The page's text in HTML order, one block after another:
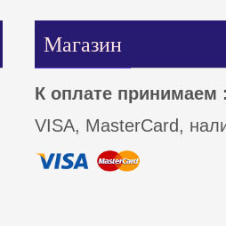
Магазин
К оплате принимаем :
VISA, MasterCard,